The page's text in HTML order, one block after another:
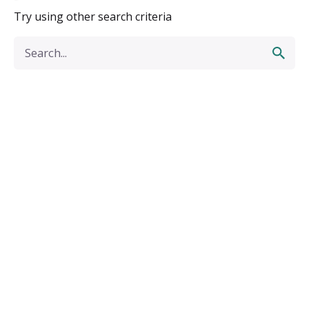
Try using other search criteria
for